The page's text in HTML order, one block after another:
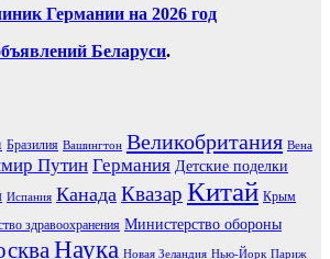
Германии на 2026 год
Беларуси.
Бразилия Вашингтон Великобритания Вена
Путин Германия Детские поделки
Испания Канада Квазар Китай Крым
здравоохранения Министерство обороны
Наука Новая Зеландия Нью-Йорк Париж